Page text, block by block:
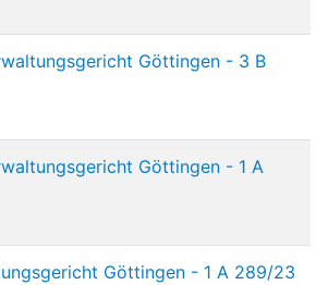
Göttingen - 3 B
Göttingen - 1 A
Göttingen - 1 A 289/23